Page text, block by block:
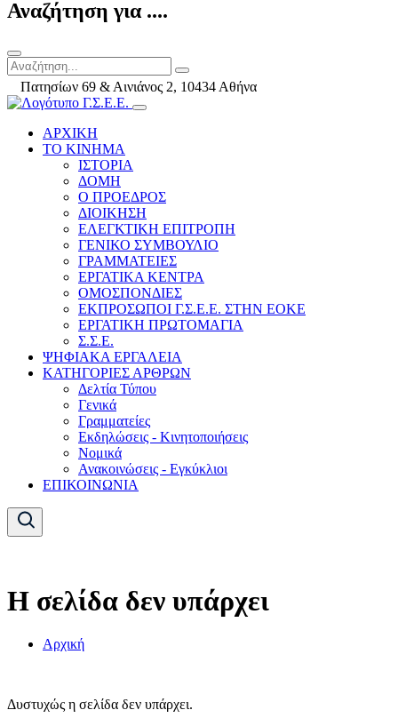
Αναζήτηση για ....
Πατησίων 69 & Αινιάνος 2, 10434 Αθήνα
ΑΡΧΙΚΗ
ΤΟ ΚΙΝΗΜΑ
ΙΣΤΟΡΙΑ
ΔΟΜΗ
Ο ΠΡΟΕΔΡΟΣ
ΔΙΟΙΚΗΣΗ
ΕΛΕΓΚΤΙΚΗ ΕΠΙΤΡΟΠΗ
ΓΕΝΙΚΟ ΣΥΜΒΟΥΛΙΟ
ΓΡΑΜΜΑΤΕΙΕΣ
ΕΡΓΑΤΙΚΑ ΚΕΝΤΡΑ
ΟΜΟΣΠΟΝΔΙΕΣ
ΕΚΠΡΟΣΩΠΟΙ Γ.Σ.Ε.Ε. ΣΤΗΝ ΕΟΚΕ
ΕΡΓΑΤΙΚΗ ΠΡΩΤΟΜΑΓΙΑ
Σ.Σ.Ε.
ΨΗΦΙΑΚΑ ΕΡΓΑΛΕΙΑ
ΚΑΤΗΓΟΡΙΕΣ ΑΡΘΡΩΝ
Δελτία Τύπου
Γενικά
Γραμματείες
Εκδηλώσεις - Κινητοποιήσεις
Νομικά
Ανακοινώσεις - Εγκύκλιοι
ΕΠΙΚΟΙΝΩΝΙΑ
Η σελίδα δεν υπάρχει
Αρχική
Δυστυχώς η σελίδα δεν υπάρχει.